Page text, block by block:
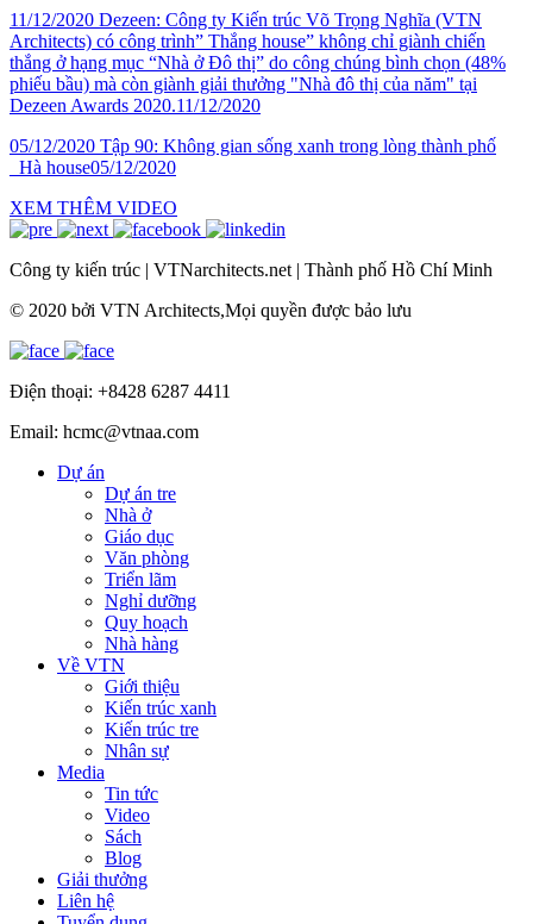
11/12/2020 Dezeen: Công ty Kiến trúc Võ Trọng Nghĩa (VTN
Architects) có công trình” Thắng house” không chỉ giành chiến
thắng ở hạng mục “Nhà ở Đô thị” do công chúng bình chọn (48%
phiếu bầu) mà còn giành giải thưởng "Nhà đô thị của năm" tại
Dezeen Awards 2020.11/12/2020
05/12/2020 Tập 90: Không gian sống xanh trong lòng thành phố
_Hà house05/12/2020
XEM THÊM VIDEO
Công ty kiến trúc | VTNarchitects.net | Thành phố Hồ Chí Minh
© 2020 bởi VTN Architects,Mọi quyền được bảo lưu
Điện thoại: +8428 6287 4411
Email: hcmc@vtnaa.com
Dự án
Dự án tre
Nhà ở
Giáo dục
Văn phòng
Triển lãm
Nghỉ dưỡng
Quy hoạch
Nhà hàng
Về VTN
Giới thiệu
Kiến trúc xanh
Kiến trúc tre
Nhân sự
Media
Tin tức
Video
Sách
Blog
Giải thưởng
Liên hệ